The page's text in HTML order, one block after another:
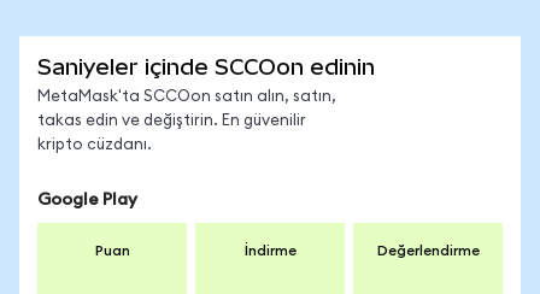
Saniyeler içinde SCCOon edinin
MetaMask'ta SCCOon satın alın, satın,
takas edin ve değiştirin. En güvenilir
kripto cüzdanı.
Google Play
Puan İndirme Değerlendirme